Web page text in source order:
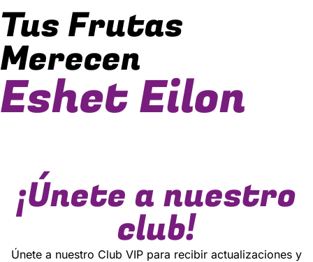
Tus Frutas
Merecen
Eshet Eilon
¡Únete a nuestro
club!
Únete a nuestro Club VIP para recibir actualizaciones y